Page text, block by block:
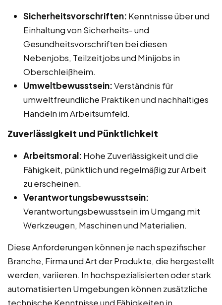
Sicherheitsvorschriften: Kenntnisse über und
Einhaltung von Sicherheits- und
Gesundheitsvorschriften bei diesen
Nebenjobs, Teilzeitjobs und Minijobs in
Oberschleißheim.
Umweltbewusstsein:Verständnis für
umweltfreundliche Praktiken und nachhaltiges
Handeln im Arbeitsumfeld.
Zuverlässigkeit und Pünktlichkeit
Arbeitsmoral: Hohe Zuverlässigkeit und die
Fähigkeit, pünktlich und regelmäßig zur Arbeit
zu erscheinen.
Verantwortungsbewusstsein:
Verantwortungsbewusstsein im Umgang mit
Werkzeugen, Maschinen und Materialien.
Diese Anforderungen können je nach spezifischer
Branche, Firma und Art der Produkte, die hergestellt
werden, variieren. In hochspezialisierten oder stark
automatisierten Umgebungen können zusätzliche
technische Kenntnisse und Fähigkeiten in